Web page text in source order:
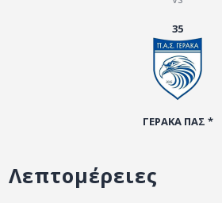
35
ΓΕΡΑΚΑ ΠΑΣ *
Λεπτομέρειες